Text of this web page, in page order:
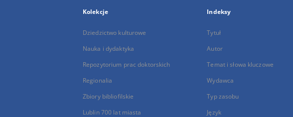
Kolekcje
Dziedzictwo kulturowe
Nauka i dydaktyka
Repozytorium prac doktorskich
Regionalia
Zbiory bibliofilskie
Lublin 700 lat miasta
Indeksy
Tytuł
Autor
Temat i słowa kluczowe
Wydawca
Typ zasobu
Język